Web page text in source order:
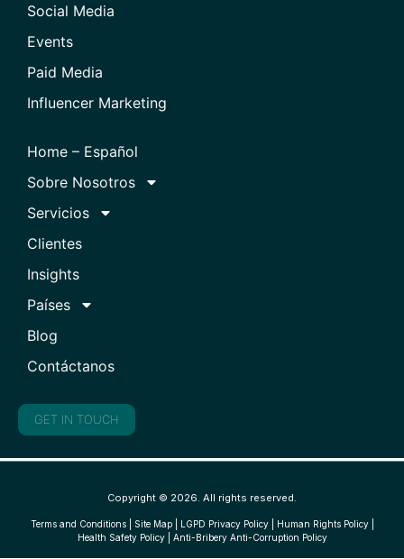
Social Media
Events
Paid Media
Influencer Marketing
Home – Español
Sobre Nosotros
Servicios
Clientes
Insights
Países
Blog
Contáctanos
GET IN TOUCH
Copyright © 2026. All rights reserved.
Terms and Conditions| Site Map| LGPD Privacy Policy| Human Rights Policy|
Health Safety Policy| Anti-Bribery Anti-Corruption Policy